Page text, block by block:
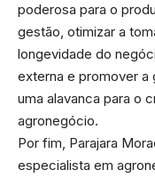
poderosa para o
gestão, otimizar a
longevidade do
externa e promover a
uma alavanca para o
agronegócio.
Por fim, Parajara
especialista em